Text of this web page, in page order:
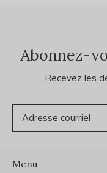
Abonnez-
Recevez les
Menu